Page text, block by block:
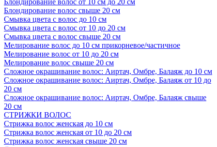
Блондирование волос от 10 см до 20 см
Блондирование волос свыше 20 см
Смывка цвета с волос до 10 см
Смывка цвета с волос от 10 до 20 см
Смывка цвета с волос свыше 20 см
Мелирование волос до 10 см прикорневое/частичное
Мелирование волос от 10 до 20 см
Мелирование волос свыше 20 см
Сложное окрашивание волос: Аиртач, Омбре, Балаяж до 10 см
Сложное окрашивание волос: Аиртач, Омбре, Балаяж от 10 до
20 см
Сложное окрашивание волос: Аиртач, Омбре, Балаяж свыше
20 см
СТРИЖКИ ВОЛОС
Стрижка волос женская до 10 см
Стрижка волос женская от 10 до 20 см
Стрижка волос женская свыше 20 см